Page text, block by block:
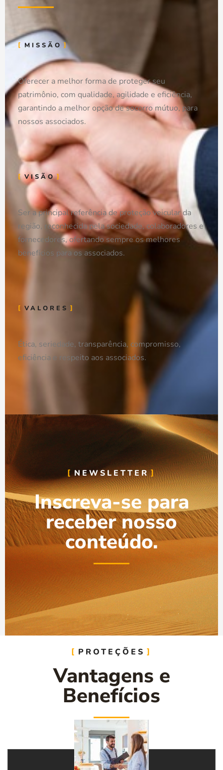
MISSÃO
Oferecer a melhor forma de proteger seu
patrimônio, com qualidade, agilidade e eficiência,
garantindo a melhor opção de socorro mútuo, para
nossos associados.
VISÃO
Ser a principal referência de proteção veicular da
região, reconhecida pela sociedade, colaboradores e
fornecedores, ofertando sempre os melhores
benefícios para os associados.
VALORES
Ética, seriedade, transparência, compromisso,
eficiência e respeito aos associados.
NEWSLETTER
Inscreva-se para
receber nosso
conteúdo.
PROTEÇÕES
Vantagens e
Benefícios